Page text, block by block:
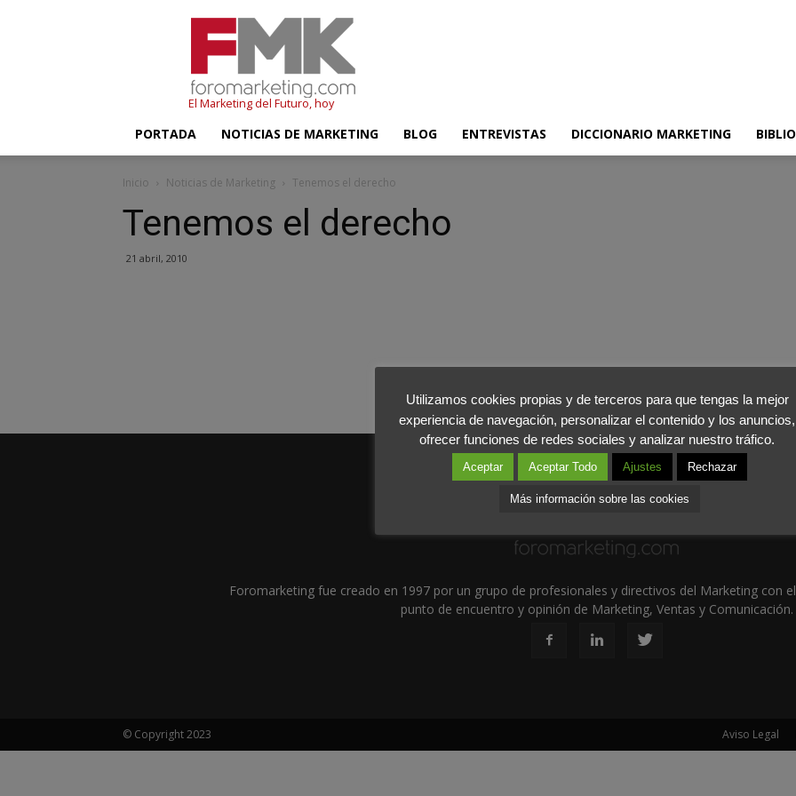
El Marketing del Futuro, hoy
PORTADA NOTICIAS DE MARKETING BLOG ENTREVISTAS DICCIONARIO MARKETING
Inicio Noticias de Marketing Tenemos el derecho
Tenemos el derecho
21 abril, 2010
Foromarketing fue creado en 1997 por un grupo de profesionales y directivos del Marketing con
punto de encuentro y opinión de Marketing, Ventas y Comunicación.
Aviso Legal
© Copyright 2023
Utilizamos cookies propias y de terceros para que tengas la mejor
experiencia de navegación, personalizar el contenido y los anuncios,
ofrecer funciones de redes sociales y analizar nuestro tráfico.
Aceptar Aceptar Todo Ajustes Rechazar
Más información sobre las cookies